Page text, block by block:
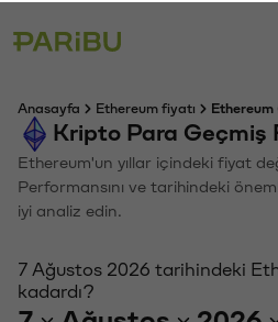
Anasayfa Ethereum fiyatı
Kripto Para Geçmiş
Ethereum'un yıllar içindeki fiyat
Performansını ve tarihindeki
iyi analiz edin.
7 Ağustos 2026 tarihindeki
kadardı?